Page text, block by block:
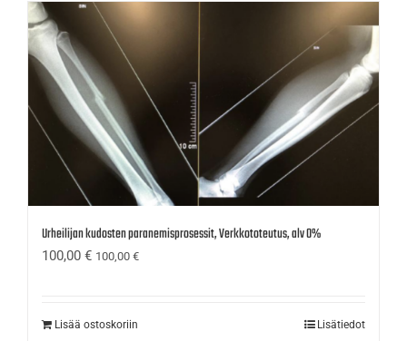
Urheilijan kudosten paranemisprosessit, Verkkototeutus, alv 0%
100,00 € 100,00 €
Lisää ostoskoriin Lisätiedot